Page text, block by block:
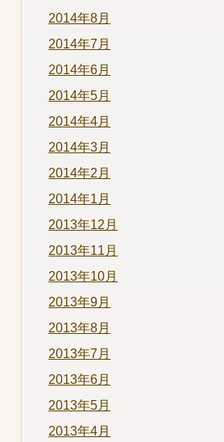
2014年8月
2014年7月
2014年6月
2014年5月
2014年4月
2014年3月
2014年2月
2014年1月
2013年12月
2013年11月
2013年10月
2013年9月
2013年8月
2013年7月
2013年6月
2013年5月
2013年4月